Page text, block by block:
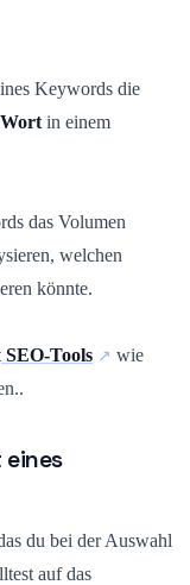
Keywords die
in einem
das Volumen
welchen
könnte.
SEO-Tools
wie
du bei der Auswahl
auf das